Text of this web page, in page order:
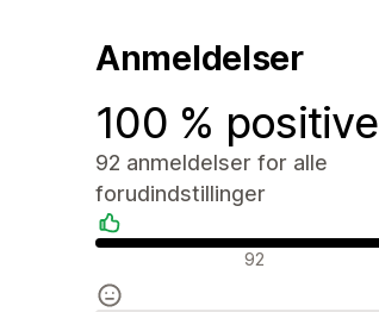
Anmeldelser
100 % positive
92 anmeldelser for alle
forudindstillinger
Positive anmeldelser
92